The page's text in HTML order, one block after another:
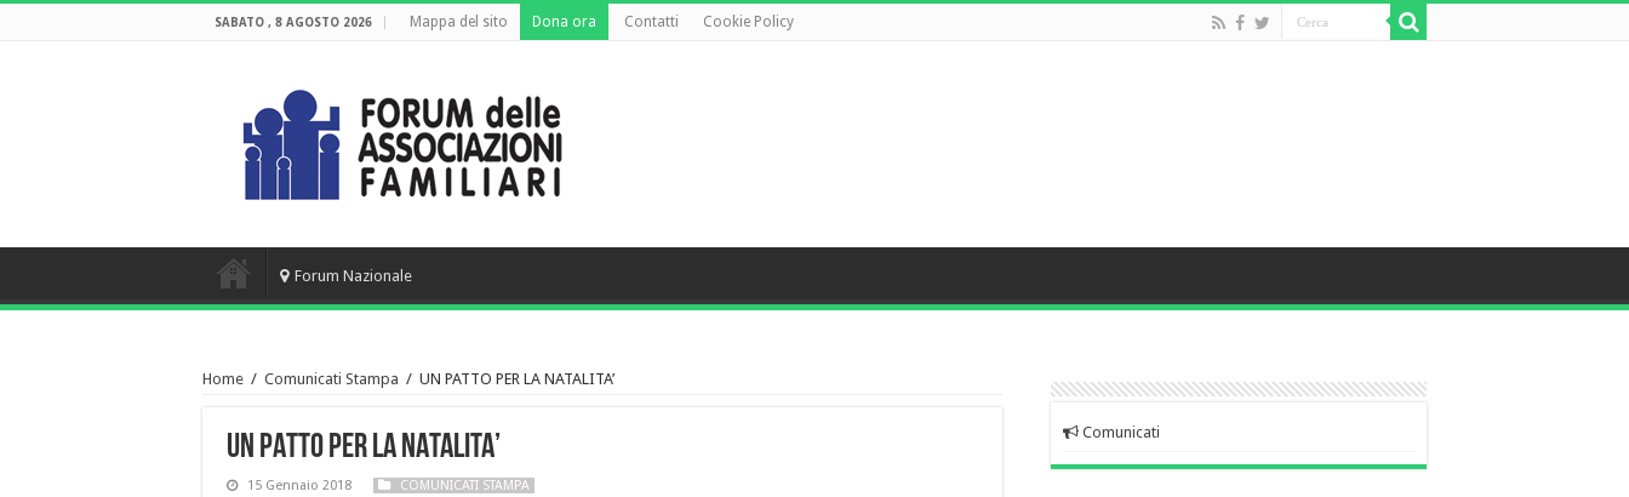
SABATO , 8 AGOSTO 2026 Mappa del sito Dona ora Contatti Cookie Policy
Forum Nazionale
Home / Comunicati Stampa / UN PATTO PER LA NATALITA’
UN PATTO PER LA NATALITA’
15 Gennaio 2018 COMUNICATI STAMPA
Comunicati